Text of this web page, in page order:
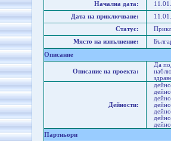
Начална дата:
Дата на приключване:
Статус:
Място на изпълнение:
Описание
Описание на проекта:
Да
Дейности:
Партньори